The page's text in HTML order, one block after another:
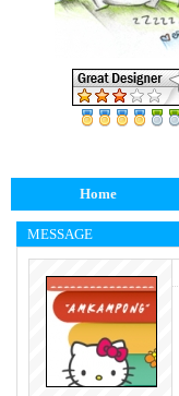
Home
MESSAGE